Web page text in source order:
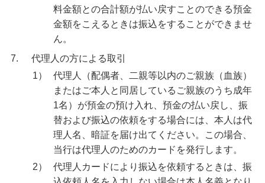
料金額との合計額が払い戻すことのできる預金
金額をこえるときは振込をすることができませ
ん。
7.
代理人の方による取引
1）
代理人（配偶者、二親等以内のご親族（血族）
またはご本人と同居しているご親族のうち成年
1名）が預金の預け入れ、預金の払い戻し、振
替および振込の依頼をする場合には、本人は代
理人名、暗証を届け出てください。この場合、
当行は代理人のためのカードを発行します。
2）
代理人カードにより振込を依頼するときは、振